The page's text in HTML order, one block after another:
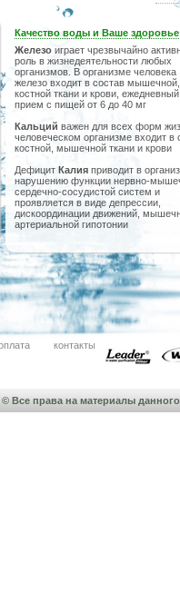
Качество воды и Ваше здоровье
Железо играет чрезвычайно
роль в жизнедеятельности любых
организмов. В организме человека
железо входит в состав мышечной,
костной ткани и крови, ежедневный
прием с пищей от 6 до 40 мг
Кальций важен для всех форм
человеческом организме входит в
костной, мышечной ткани и крови
Дефицит Калия приводит в
нарушению функции нервно-
сердечно-сосудистой систем и
проявляется в виде депрессии,
дискоординации движений,
артериальной гипотонии
контакты
© Все права на материалы